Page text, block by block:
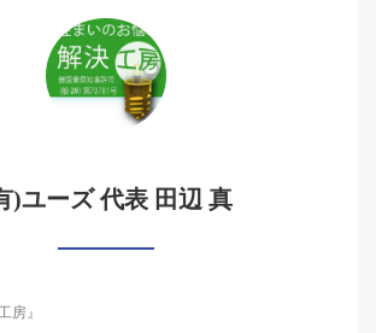
)ユーズ 代表 田辺 真
房』